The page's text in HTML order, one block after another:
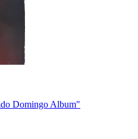
Domingo Album"